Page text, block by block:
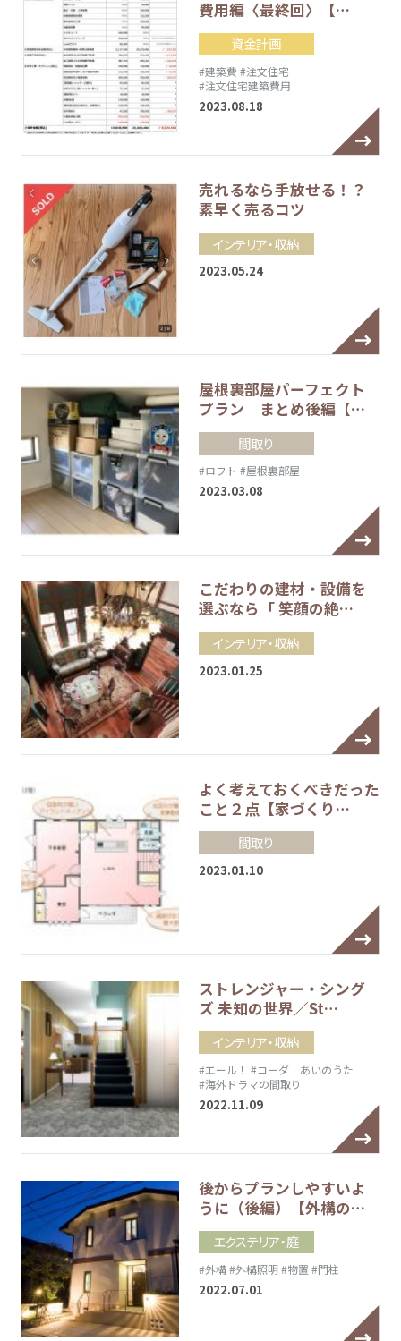
費用編〈最終回〉【…
資金計画
#建築費 #注文住宅
#注文住宅建築費用
2023.08.18
売れるなら手放せる！？
素早く売るコツ
インテリア・収納
2023.05.24
屋根裏部屋パーフェクト
プラン まとめ後編【…
間取り
#ロフト #屋根裏部屋
2023.03.08
こだわりの建材・設備を
選ぶなら「 笑顔の絶…
インテリア・収納
2023.01.25
よく考えておくべきだった
こと２点【家づくり…
間取り
2023.01.10
ストレンジャー・シング
ズ 未知の世界／St…
インテリア・収納
#エール！ #コーダ あいのうた
#海外ドラマの間取り
2022.11.09
後からプランしやすいよ
うに（後編）【外構の…
エクステリア・庭
#外構#外構照明 #物置 #門柱
2022.07.01